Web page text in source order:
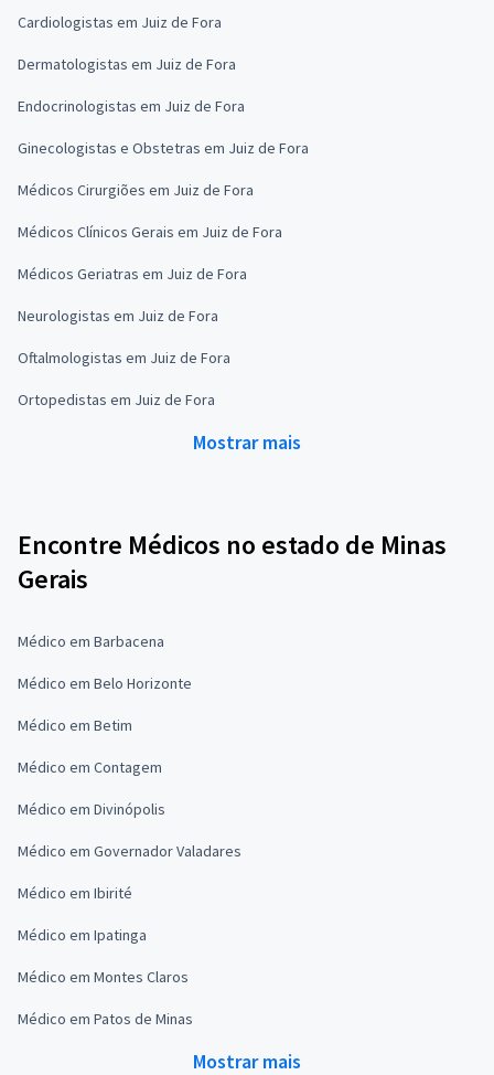
Cardiologistas em Juiz de Fora
Dermatologistas em Juiz de Fora
Endocrinologistas em Juiz de Fora
Ginecologistas e Obstetras em Juiz de Fora
Médicos Cirurgiões em Juiz de Fora
Médicos Clínicos Gerais em Juiz de Fora
Médicos Geriatras em Juiz de Fora
Neurologistas em Juiz de Fora
Oftalmologistas em Juiz de Fora
Ortopedistas em Juiz de Fora
Mostrar mais
Encontre Médicos no estado de Minas
Gerais
Médico em Barbacena
Médico em Belo Horizonte
Médico em Betim
Médico em Contagem
Médico em Divinópolis
Médico em Governador Valadares
Médico em Ibirité
Médico em Ipatinga
Médico em Montes Claros
Médico em Patos de Minas
Mostrar mais